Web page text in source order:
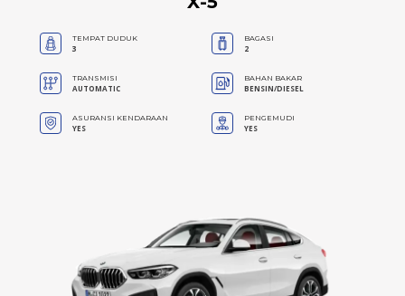
TEMPAT DUDUK
3
BAGASI
2
TRANSMISI
AUTOMATIC
BAHAN BAKAR
BENSIN/DIESEL
ASURANSI KENDARAAN
YES
PENGEMUDI
YES